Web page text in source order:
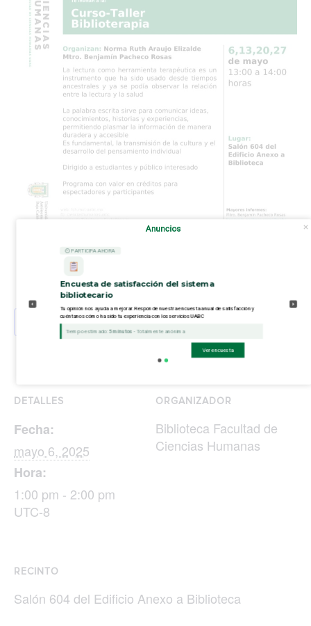
Añadir al calendario
DETALLES
Fecha:
mayo 6, 2025
Hora:
1:00 pm - 2:00 pm
UTC-8
ORGANIZADOR
Biblioteca Facultad de
Ciencias Humanas
RECINTO
Salón 604 del Edificio Anexo a Biblioteca
Anuncios
⏲ PARTICIPA AHORA
Encuesta de satisfacción del sistema
bibliotecario
Tu opinión nos ayuda a mejorar. Responde nuestra encuesta anual de satisfacción y
cuéntanos cómo ha sido tu experiencia con los servicios UABC
Tiempo estimado:5 minutos - Totalmente anónima
Ver encuesta